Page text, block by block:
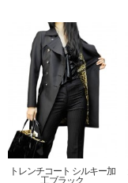
トレンチコート シルキー加
工ブラック